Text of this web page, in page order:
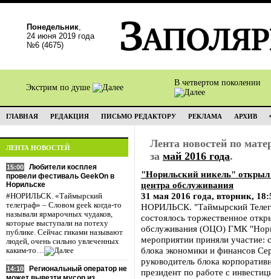
Понедельник,
24 июня 2019 года
№6 (4675)
Экстрим по душе
В четвертом поколении
ГЛАВНАЯ РЕДАКЦИЯ ПИСЬМО РЕДАКТОРУ РЕКЛАМА АРХИВ
ЛЕНТА НОВОСТЕЙ
15:00
Любители косплея
провели фестиваль GeekOn в
Норильске
#НОРИЛЬСК. «Таймырский
телеграф» – Словом geek когда-то
называли ярмарочных чудаков,
которые выступали на потеху
публике. Сейчас гиками называют
людей, очень сильно увлеченных
каким-то…
14:10
Региональный оператор не
Лента новостей по
за май 2016 года.
"Норильский никель" открыл
центра обслуживания
31 мая 2016 года, вторник,
НОРИЛЬСК. "Таймырский
состоялось торжественное
обслуживания (ОЦО) ГМК
мероприятии приняли участие:
блока экономики и финансов
руководитель блока
президент по работе с